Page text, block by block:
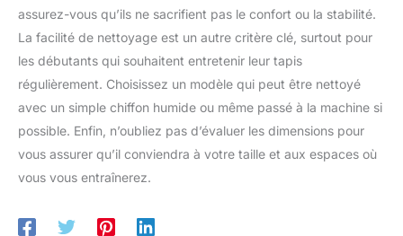
assurez-vous qu’ils ne sacrifient pas le confort ou la stabilité.
La facilité de nettoyage est un autre critère clé, surtout pour
les débutants qui souhaitent entretenir leur tapis
régulièrement. Choisissez un modèle qui peut être nettoyé
avec un simple chiffon humide ou même passé à la machine si
possible. Enfin, n’oubliez pas d’évaluer les dimensions pour
vous assurer qu’il conviendra à votre taille et aux espaces où
vous vous entraînerez.